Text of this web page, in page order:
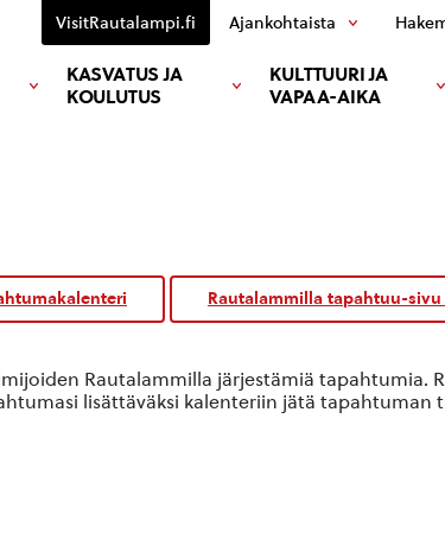
KASVATUS JA
KOULUTUS
KULTTUURI JA
VAPAA-AIKA
VisitRautalampi.fi Ajankohtaista
Rautalammilla tapahtuu-sivu
Rautalammilla järjestämiä tapahtumia.
lisättäväksi kalenteriin jätä tapahtuman